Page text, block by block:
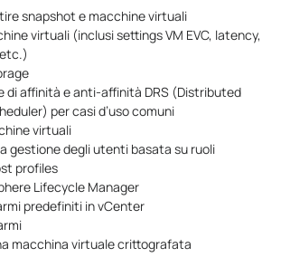
snapshot e macchine virtuali
virtuali (inclusi settings VM EVC, latency,
di affinità e anti-affinità DRS (Distributed
per casi d’uso comuni
virtuali
gestione degli utenti basata su ruoli
profiles
Lifecycle Manager
predefiniti in vCenter
macchina virtuale crittografata